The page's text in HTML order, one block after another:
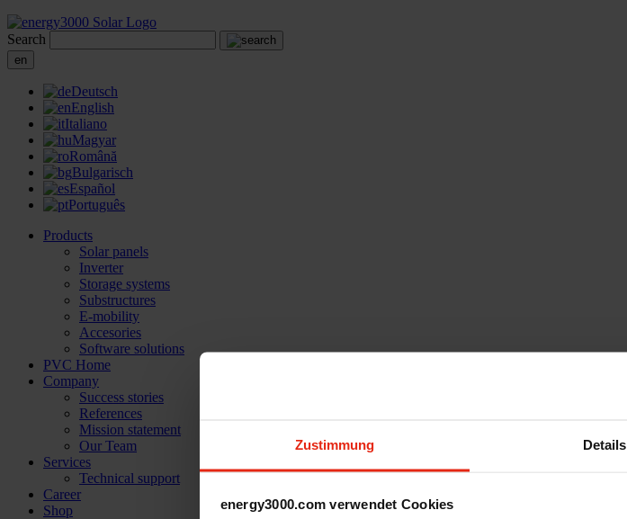
Zustimmung Details
energy3000.com verwendet Cookies
Search
en
Deutsch
English
Italiano
Magyar
Română
Bulgarisch
Español
Português
Products
Solar panels
Inverter
Storage systems
Substructures
E-mobility
Accesories
Software solutions
PVC Home
Company
Success stories
References
Mission statement
Our Team
Services
Technical support
Career
Shop